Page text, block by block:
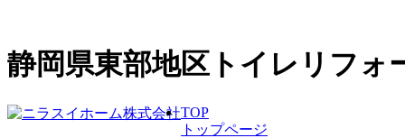
静岡県東部地区トイレリフォ
TOP
トップページ